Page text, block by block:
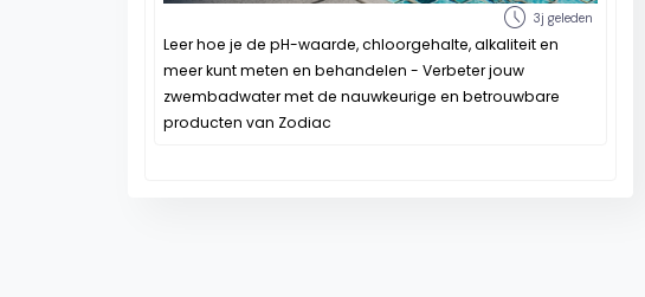
schedule 3j geleden
Leer hoe je de pH-waarde, chloorgehalte, alkaliteit en
meer kunt meten en behandelen - Verbeter jouw
zwembadwater met de nauwkeurige en betrouwbare
producten van Zodiac